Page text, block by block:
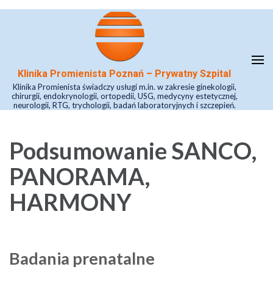
Skip
Enter)Klinika Promienista Poznań – Prywatny Szpital
Klinika Promienista świadczy usługi m.in. w zakresie ginekologii,
chirurgii, endokrynologii, ortopedii, USG, medycyny estetycznej,
neurologii, RTG, trychologii, badań laboratoryjnych i szczepień.
Podsumowanie SANCO,
PANORAMA,
HARMONY
Badania prenatalne